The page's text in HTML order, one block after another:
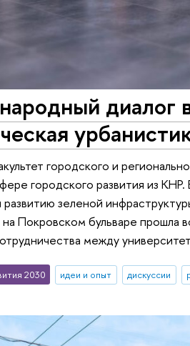
диалог
городского и
городского развития из
зеленой
на Покровском бульваре прошла
между
2030 идеи и опыт дискуссии